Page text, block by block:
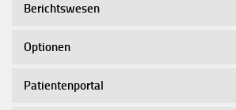
Berichtswesen
Optionen
Patientenportal